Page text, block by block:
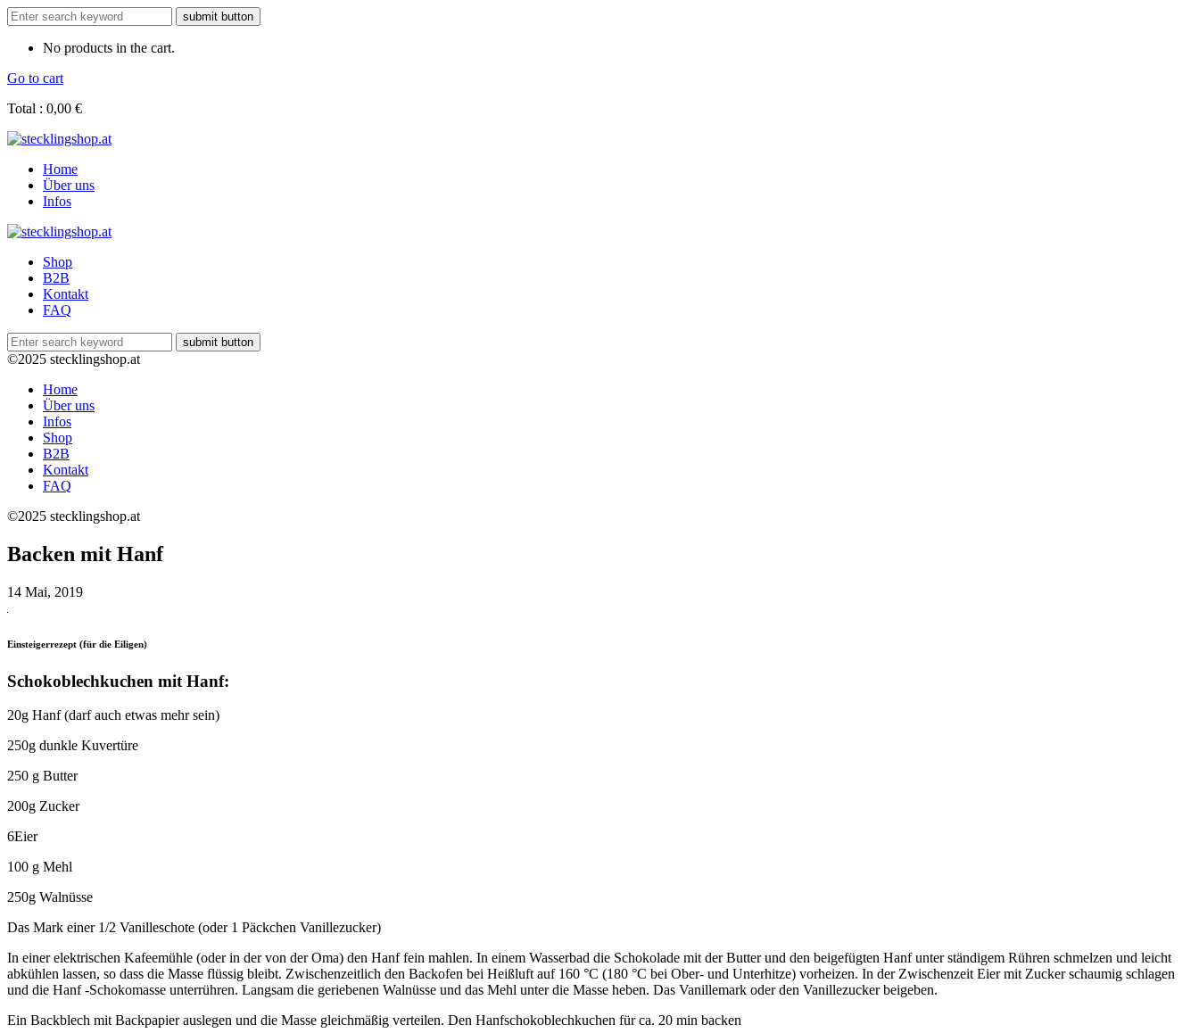
No products in the cart.
Go to cart
Total : 0,00 €
Home
Über uns
Infos
Shop
B2B
Kontakt
FAQ
©2025 stecklingshop.at
Home
Über uns
Infos
Shop
B2B
Kontakt
FAQ
©2025 stecklingshop.at
Backen mit Hanf
14 Mai, 2019
Einsteigerrezept (für die Eiligen)
Schokoblechkuchen mit Hanf:
20g Hanf (darf auch etwas mehr sein)
250g dunkle Kuvertüre
250 g Butter
200g Zucker
6Eier
100 g Mehl
250g Walnüsse
Das Mark einer 1/2 Vanilleschote (oder 1 Päckchen Vanillezucker)
In einer elektrischen Kafeemühle (oder in der von der Oma) den Hanf fein mahlen. In einem Wasserbad die Schokolade mit der Butter und den beigefügten Hanf unter ständigem Rühren schmelzen und leicht
abkühlen lassen, so dass die Masse flüssig bleibt. Zwischenzeitlich den Backofen bei Heißluft auf 160 °C (180 °C bei Ober- und Unterhitze) vorheizen. In der Zwischenzeit Eier mit Zucker schaumig schlagen
und die Hanf -Schokomasse unterrühren. Langsam die geriebenen Walnüsse und das Mehl unter die Masse heben. Das Vanillemark oder den Vanillezucker beigeben.
Ein Backblech mit Backpapier auslegen und die Masse gleichmäßig verteilen. Den Hanfschokoblechkuchen für ca. 20 min backen